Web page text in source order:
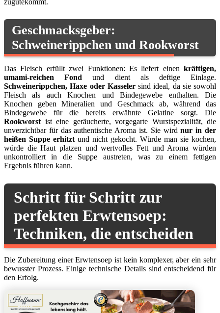
zugutekommt.
Geschmacksgeber:
Schweinerippchen und Rookworst
Das Fleisch erfüllt zwei Funktionen: Es liefert einen kräftigen,
umami-reichen Fond und dient als deftige Einlage.
Schweinerippchen, Haxe oder Kasselersind ideal, da sie sowohl
Fleisch als auch Knochen und Bindegewebe enthalten. Die
Knochen geben Mineralien und Geschmack ab, während das
Bindegewebe für die bereits erwähnte Gelatine sorgt. Die
Rookworst ist eine geräucherte, vorgegarte Wurstspezialität, die
unverzichtbar für das authentische Aroma ist. Sie wirdnur in der
heißen Suppe erhitzt und nicht gekocht. Würde man sie kochen,
würde die Haut platzen und wertvolles Fett und Aroma würden
unkontrolliert in die Suppe austreten, was zu einem fettigen
Ergebnis führen kann.
Schritt für Schritt zur
perfekten Erwtensoep:
Techniken, die entscheiden
Die Zubereitung einer Erwtensoep ist kein komplexer, aber ein sehr
bewusster Prozess. Einige technische Details sind entscheidend für
den Erfolg.